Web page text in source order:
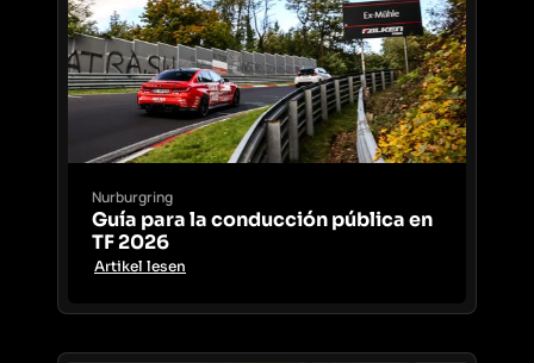
Nurburgring
Guía para la conducción pública en
TF 2026
Artikel lesen